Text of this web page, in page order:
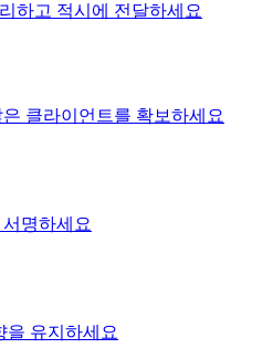
하고 적시에 전달하세요
클라이언트를 확보하세요
명하세요
을 유지하세요